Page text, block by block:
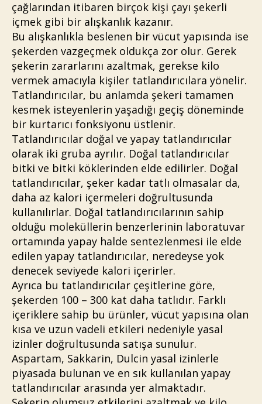
çağlarından itibaren birçok kişi çayı şekerli
içmek gibi bir alışkanlık kazanır.
Bu alışkanlıkla beslenen bir vücut yapısında ise
şekerden vazgeçmek oldukça zor olur. Gerek
şekerin zararlarını azaltmak, gerekse kilo
vermek amacıyla kişiler tatlandırıcılara yönelir.
Tatlandırıcılar, bu anlamda şekeri tamamen
kesmek isteyenlerin yaşadığı geçiş döneminde
bir kurtarıcı fonksiyonu üstlenir.
Tatlandırıcılar doğal ve yapay tatlandırıcılar
olarak iki gruba ayrılır. Doğal tatlandırıcılar
bitki ve bitki köklerinden elde edilirler. Doğal
tatlandırıcılar, şeker kadar tatlı olmasalar da,
daha az kalori içermeleri doğrultusunda
kullanılırlar. Doğal tatlandırıcılarının sahip
olduğu moleküllerin benzerlerinin laboratuvar
ortamında yapay halde sentezlenmesi ile elde
edilen yapay tatlandırıcılar, neredeyse yok
denecek seviyede kalori içerirler.
Ayrıca bu tatlandırıcılar çeşitlerine göre,
şekerden 100 – 300 kat daha tatlıdır. Farklı
içeriklere sahip bu ürünler, vücut yapısına olan
kısa ve uzun vadeli etkileri nedeniyle yasal
izinler doğrultusunda satışa sunulur.
Aspartam, Sakkarin, Dulcin yasal izinlerle
piyasada bulunan ve en sık kullanılan yapay
tatlandırıcılar arasında yer almaktadır.